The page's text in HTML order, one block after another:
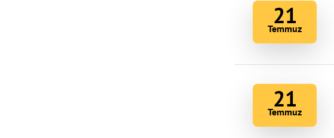
21
Temmuz
21
Temmuz